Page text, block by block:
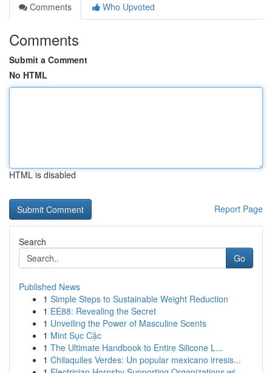
Comments
Who Upvoted
Comments
Submit a Comment
No HTML
HTML is disabled
Report Page
Search
Go
Published News
1 Simple Steps to Sustainable Weight Reduction
1 EE88: Revealing the Secret
1 Unveiling the Power of Masculine Scents
1 Mint Sục Cặc
1 The Ultimate Handbook to Entire Silicone L...
1 Chilaquiles Verdes: Un popular mexicano irresis...